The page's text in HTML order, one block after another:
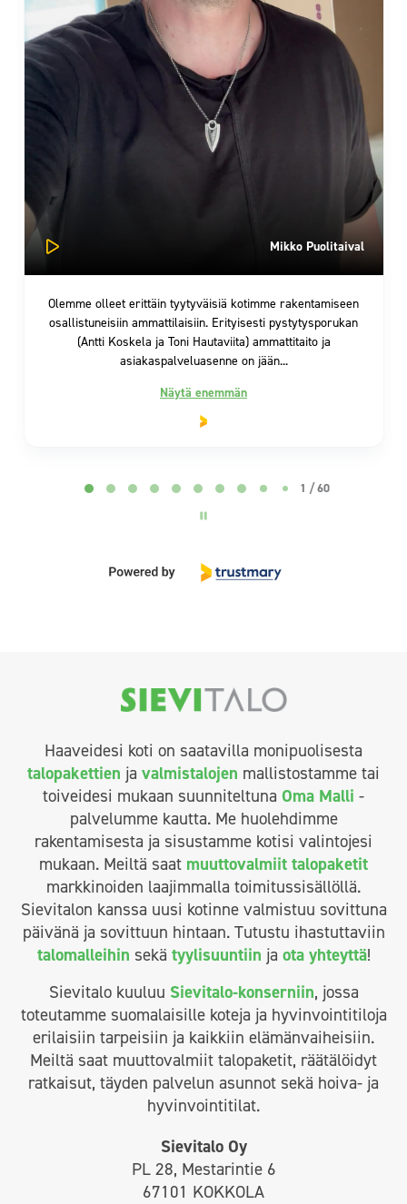
erittäin tyytyväisiä kotimme rakentamiseen
ammattilaisiin. Erityisesti pystytysporukan
ja Toni Hautaviita) ammattitaito ja
asiakaspalveluasenne on jään...
2 / 60
Haaveidesi koti on saatavilla monipuolisesta
talopakettien ja valmistalojen mallistostamme tai
toiveidesi mukaan suunniteltuna Oma Malli -
palvelumme kautta. Me huolehdimme
rakentamisesta ja sisustamme kotisi valintojesi
mukaan. Meiltä saat muuttovalmiit talopaketit
markkinoiden laajimmalla toimitussisällöllä.
Sievitalon kanssa uusi kotinne valmistuu sovittuna
päivänä ja sovittuun hintaan. Tutustu ihastuttaviin
talomalleihin sekä tyylisuuntiin ja ota yhteyttä!
Sievitalo kuuluu Sievitalo-konserniin, jossa
toteutamme suomalaisille koteja ja hyvinvointitiloja
erilaisiin tarpeisiin ja kaikkiin elämänvaiheisiin.
Meiltä saat muuttovalmiit talopaketit, räätälöidyt
ratkaisut, täyden palvelun asunnot sekä hoiva- ja
hyvinvointitilat.
Sievitalo Oy
PL 28, Mestarintie 6
67101 KOKKOLA